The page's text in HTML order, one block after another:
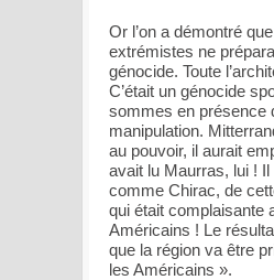
Or l’on a démontré
extrémistes ne
génocide. Toute
C’était un génocide
sommes en présence
manipulation.
au pouvoir, il aurait
avait lu Maurras, lui ! Il
comme Chirac, de
qui était complaisante
Américains ! Le
que la région va être
les Américains ».